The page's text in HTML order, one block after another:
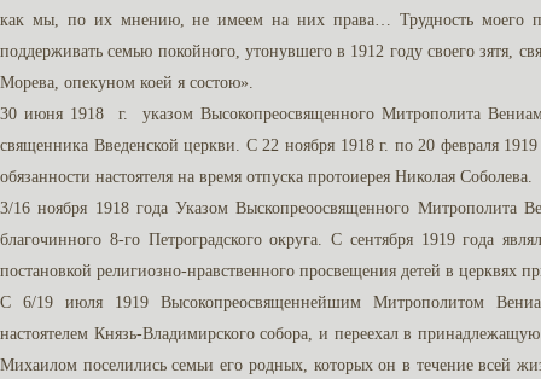
как мы, по их мнению, не имеем на них права… Трудность моего
поддерживать семью покойного, утонувшего в 1912 году своего зятя,
Морева, опекуном коей я состою».
30 июня 1918 г. указом Высокопреосвященного Митрополита
священника Введенской церкви. С 22 ноября 1918 г. по 20 февраля
обязанности настоятеля на время отпуска протоиерея Николая Соболева.
3/16 ноября 1918 года Указом Выскопреоосвященного Митрополита
благочинного 8-го Петроградского округа. С сентября 1919 года
постановкой религиозно-нравственного просвещения детей в церквях
С 6/19 июля 1919 Высокопреосвященнейшим Митрополитом
настоятелем Князь-Владимирского собора, и переехал в
Михаилом поселились семьи его родных, которых он в течение всей